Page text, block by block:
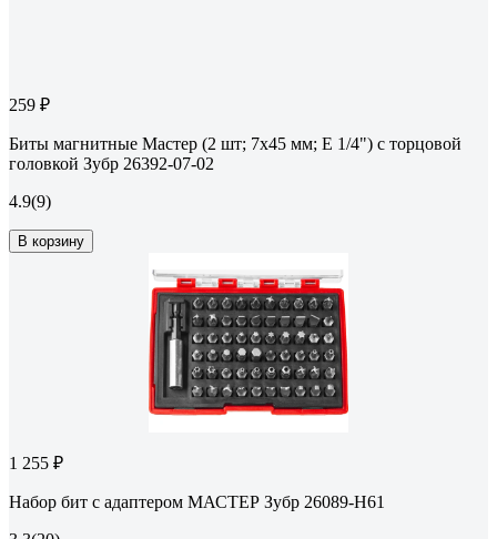
259 ₽
Биты магнитные Мастер (2 шт; 7x45 мм; E 1/4") с торцовой
головкой Зубр 26392-07-02
4.9(9)
В корзину
1 255 ₽
Набор бит с адаптером МАСТЕР Зубр 26089-H61